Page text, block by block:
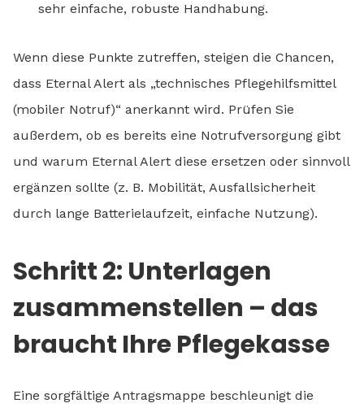
sehr einfache, robuste Handhabung.
Wenn diese Punkte zutreffen, steigen die Chancen,
dass Eternal Alert als „technisches Pflegehilfsmittel
(mobiler Notruf)“ anerkannt wird. Prüfen Sie
außerdem, ob es bereits eine Notrufversorgung gibt
und warum Eternal Alert diese ersetzen oder sinnvoll
ergänzen sollte (z. B. Mobilität, Ausfallsicherheit
durch lange Batterielaufzeit, einfache Nutzung).
Schritt 2: Unterlagen
zusammenstellen – das
braucht Ihre Pflegekasse
Eine sorgfältige Antragsmappe beschleunigt die